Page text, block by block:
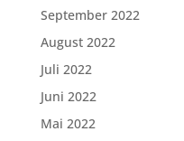
September 2022
August 2022
Juli 2022
Juni 2022
Mai 2022